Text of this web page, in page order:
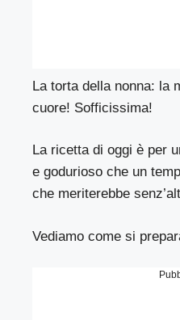
La torta della nonna: la
cuore! Sofficissima!
La ricetta di oggi è per
e godurioso che un
che meriterebbe
Vediamo come si